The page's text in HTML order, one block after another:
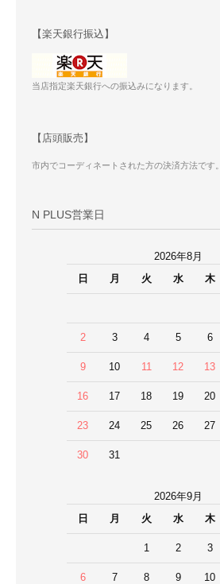
【楽天銀行振込】
当店指定楽天銀行への振込みになります。
【店頭販売】
市内でコーディネートされた方の決済方法です。
N PLUS営業日
2026年8月
日
月 火 水 木
2 3 4 5 6
9 10 11 12 13
16 17 18 19 20
23 24 25 26 27
30 31
2026年9月
日
月 火 水 木
1 2 3
6 7 8 9 10